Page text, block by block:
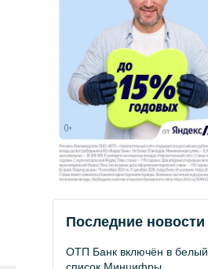
Последние новости
ОТП Банк включён в белый
список Минцифры